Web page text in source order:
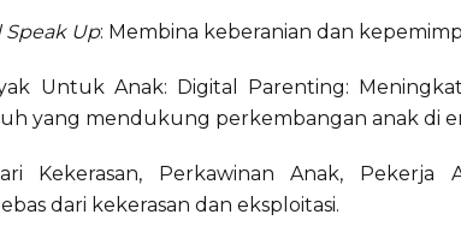
Speak Up: Membina keberanian dan
Untuk Anak: Digital Parenting:
yang mendukung perkembangan anak di
Kekerasan, Perkawinan Anak, Pekerja
dari kekerasan dan eksploitasi.